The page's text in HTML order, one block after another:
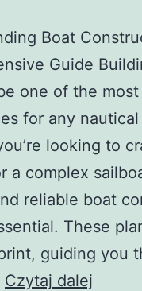
Boat
Guide
one of the
for any
looking to
a complex
reliable boat
These
guiding you
Czytaj dalej